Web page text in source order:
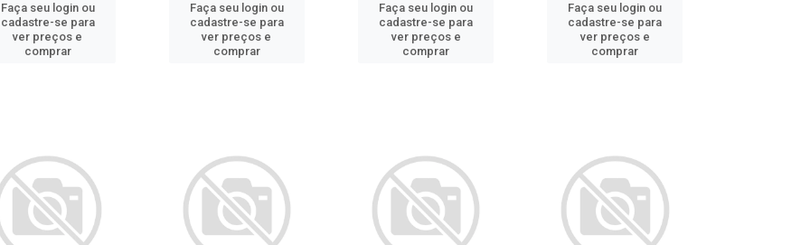
Faça seu login ou
cadastre-se para
ver preços e
comprar
Faça seu login ou
cadastre-se para
ver preços e
comprar
Faça seu login ou
cadastre-se para
ver preços e
comprar
Faça seu login ou
cadastre-se para
ver preços e
comprar